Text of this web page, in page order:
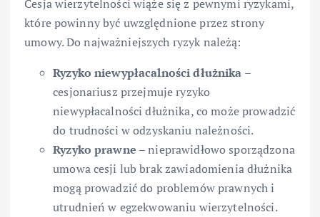
Cesja wierzytelności wiąże się z pewnymi ryzykami,
które powinny być uwzględnione przez strony
umowy. Do najważniejszych ryzyk należą:
Ryzyko niewypłacalności dłużnika –
cesjonariusz przejmuje ryzyko
niewypłacalności dłużnika, co może prowadzić
do trudności w odzyskaniu należności.
Ryzyko prawne – nieprawidłowo sporządzona
umowa cesji lub brak zawiadomienia dłużnika
mogą prowadzić do problemów prawnych i
utrudnień w egzekwowaniu wierzytelności.